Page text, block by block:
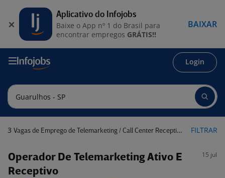
Login
3 Vagas de Emprego de Telemarketing / Call Center Receptivo em Guarulhos - SP FILTRAR
Operador De Telemarketing Ativo E
Receptivo
15 jul
Aplicativo do Infojobs
Baixe o App nº 1 do Brasil para
encontrar empregos GRÁTIS!!
BAIXAR